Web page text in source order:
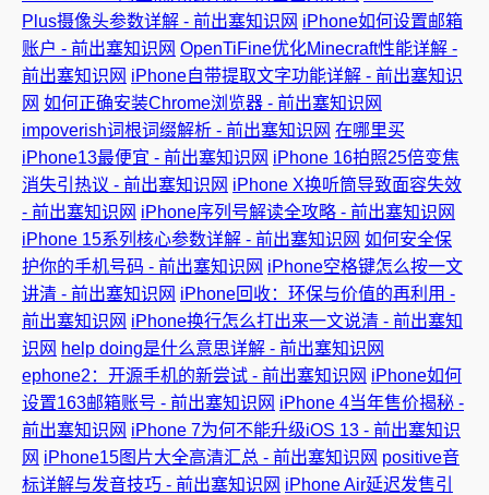
Plus摄像头参数详解 - 前出塞知识网 iPhone如何设置邮箱
账户 - 前出塞知识网 OpenTiFine优化Minecraft性能详解 -
前出塞知识网 iPhone自带提取文字功能详解 - 前出塞知识
网 如何正确安装Chrome浏览器 - 前出塞知识网
impoverish词根词缀解析 - 前出塞知识网 在哪里买
iPhone13最便宜 - 前出塞知识网 iPhone 16拍照25倍变焦
消失引热议 - 前出塞知识网 iPhone X换听筒导致面容失效
- 前出塞知识网 iPhone序列号解读全攻略 - 前出塞知识网
iPhone 15系列核心参数详解 - 前出塞知识网 如何安全保
护你的手机号码 - 前出塞知识网 iPhone空格键怎么按一文
讲清 - 前出塞知识网 iPhone回收：环保与价值的再利用 -
前出塞知识网 iPhone换行怎么打出来一文说清 - 前出塞知
识网 help doing是什么意思详解 - 前出塞知识网
ephone2：开源手机的新尝试 - 前出塞知识网 iPhone如何
设置163邮箱账号 - 前出塞知识网 iPhone 4当年售价揭秘 -
前出塞知识网 iPhone 7为何不能升级iOS 13 - 前出塞知识
网 iPhone15图片大全高清汇总 - 前出塞知识网 positive音
标详解与发音技巧 - 前出塞知识网 iPhone Air延迟发售引